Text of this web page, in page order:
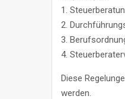
1.
2.
3.
4.
Diese
werden.